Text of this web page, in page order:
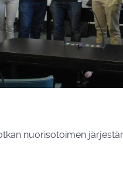
nuorisotoimen